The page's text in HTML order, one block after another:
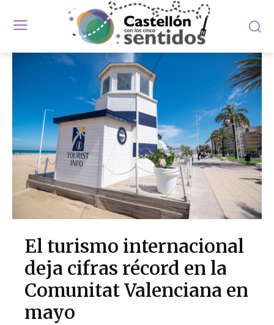
El turismo internacional
deja cifras récord en la
Comunitat Valenciana en
mayo